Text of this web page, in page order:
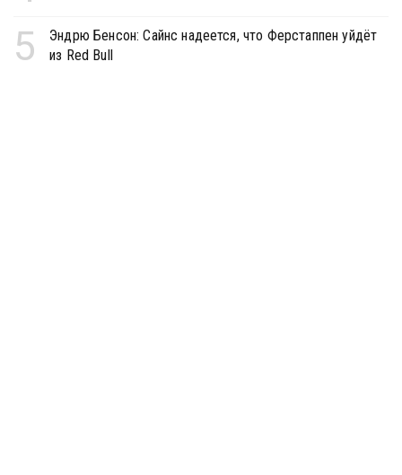
5
Эндрю Бенсон: Сайнс надеется, что Ферстаппен уйдёт
из Red Bull